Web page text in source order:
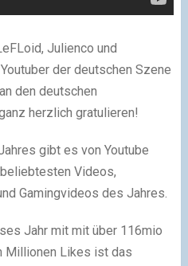
Julienco und
der deutschen Szene
den deutschen
herzlich gratulieren!
gibt es von Youtube
Videos,
Gamingvideos des Jahres.
Jahr mit mit über 116mio
Millionen Likes ist das